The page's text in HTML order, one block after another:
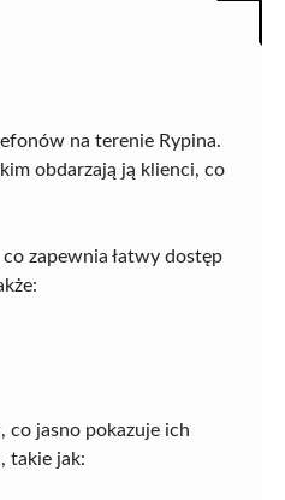
na terenie Rypina.
obdarzają ją klienci, co
zapewnia łatwy dostęp
jasno pokazuje ich
takie jak: